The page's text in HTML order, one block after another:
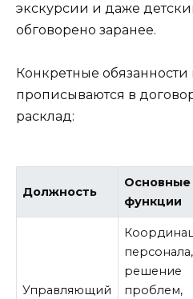
экскурсии и даже
обговорено заранее.
Конкретные обязанности
прописываются в
расклад:
Должность
Основные
функции
Управляющий
персонала,
решение
проблем,